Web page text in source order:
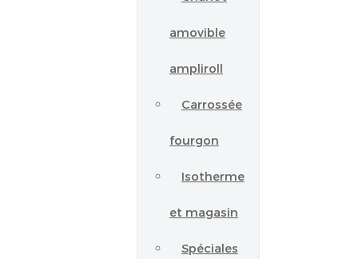
amovible
ampliroll
Carrossée
fourgon
Isotherme
et magasin
Spéciales